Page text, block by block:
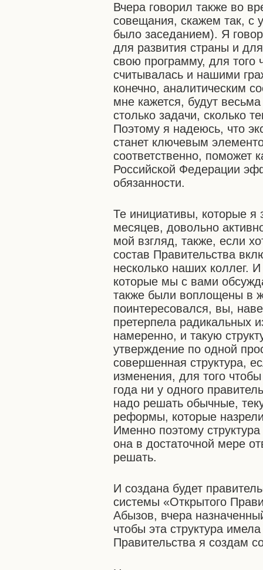
Вчера говорил также во
совещания, скажем так, с
было заседанием). Я
для развития страны и
свою программу, для
считывалась и нашими
конечно, аналитическим
мне кажется, будут
столько задачи, сколько
Поэтому я надеюсь, что
станет ключевым
соответственно, поможет
Российской Федерации
обязанности.
Те инициативы, которые я
месяцев, довольно
мой взгляд, также, если
состав Правительства
несколько наших коллег.
которые мы с вами
также были воплощены в
поинтересовался, вы,
претерпела радикальных
намеренно, и такую
утверждение по одной
совершенная структура,
изменения, для того
года ни у одного
надо решать обычные,
реформы, которые
Именно поэтому
она в достаточной мере
решать.
И создана будет
системы «Открытого
Абызов, вчера
чтобы эта структура
Правительства я создам